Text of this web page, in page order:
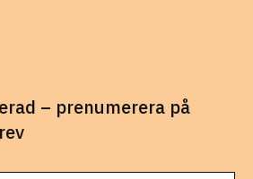
– prenumerera på